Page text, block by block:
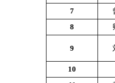
7
8
9
10